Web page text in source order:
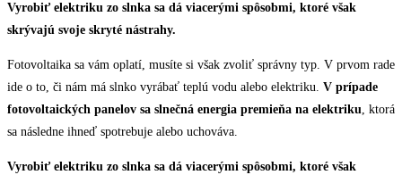
Vyrobiť elektriku zo slnka sa dá viacerými spôsobmi, ktoré však
skrývajú svoje skryté nástrahy.
Fotovoltaika sa vám oplatí, musíte si však zvoliť správny typ. V prvom rade
ide o to, či nám má slnko vyrábať teplú vodu alebo elektriku. V prípade
fotovoltaických panelov sa slnečná energia premieňa na elektriku, ktorá
sa následne ihneď spotrebuje alebo uchováva.
Vyrobiť elektriku zo slnka sa dá viacerými spôsobmi, ktoré však